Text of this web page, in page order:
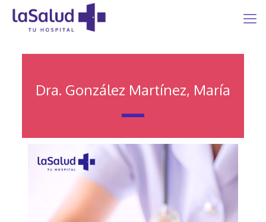
Dra. González Martínez, María